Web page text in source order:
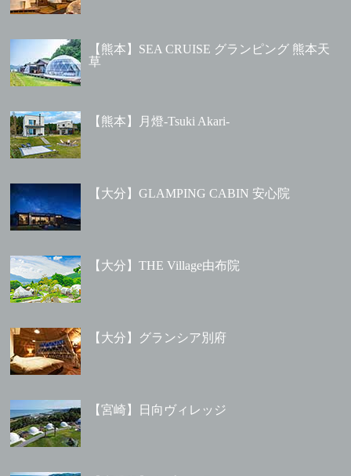
【熊本】SEA CRUISE グランピング 熊本天
草
【熊本】月燈-Tsuki Akari-
【大分】GLAMPING CABIN 安心院
【大分】THE Village由布院
【大分】グランシア別府
【宮崎】日向ヴィレッジ